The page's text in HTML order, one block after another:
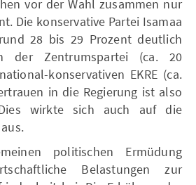
vor der Wahl zusammen nur
Die konservative Partei Isamaa
28 bis 29 Prozent deutlich
der Zentrumspartei (ca. 20
konservativen EKRE (ca.
in die Regierung ist also
wirkte sich auch auf die
politischen Ermüdung
Belastungen zur